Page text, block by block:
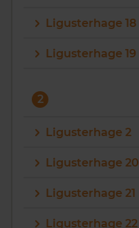
Ligusterhage 18
Ligusterhage 19
2
Ligusterhage 2
Ligusterhage 20
Ligusterhage 21
Ligusterhage 22